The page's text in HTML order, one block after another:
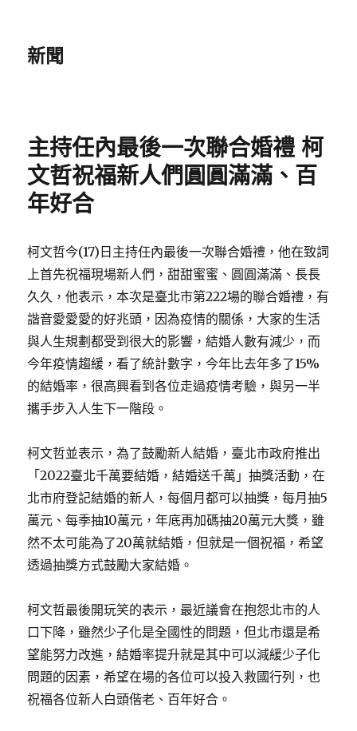
新聞
主持任內最後一次聯合婚禮 柯
文哲祝福新人們圓圓滿滿、百
年好合
柯文哲今(17)日主持任內最後一次聯合婚禮，他在致詞
上首先祝福現場新人們，甜甜蜜蜜、圓圓滿滿、長長
久久，他表示，本次是臺北市第222場的聯合婚禮，有
諧音愛愛愛的好兆頭，因為疫情的關係，大家的生活
與人生規劃都受到很大的影響，結婚人數有減少，而
今年疫情趨緩，看了統計數字，今年比去年多了15%
的結婚率，很高興看到各位走過疫情考驗，與另一半
攜手步入人生下一階段。
柯文哲並表示，為了鼓勵新人結婚，臺北市政府推出
「2022臺北千萬要結婚，結婚送千萬」抽獎活動，在
北市府登記結婚的新人，每個月都可以抽獎，每月抽5
萬元、每季抽10萬元，年底再加碼抽20萬元大獎，雖
然不太可能為了20萬就結婚，但就是一個祝福，希望
透過抽獎方式鼓勵大家結婚。
柯文哲最後開玩笑的表示，最近議會在抱怨北市的人
口下降，雖然少子化是全國性的問題，但北市還是希
望能努力改進，結婚率提升就是其中可以減緩少子化
問題的因素，希望在場的各位可以投入救國行列，也
祝福各位新人白頭偕老、百年好合。